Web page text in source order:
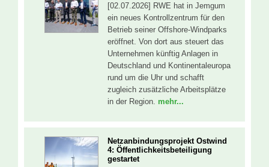
[02.07.2026] RWE hat in Jemgum
ein neues Kontrollzentrum für den
Betrieb seiner Offshore-Windparks
eröffnet. Von dort aus steuert das
Unternehmen künftig Anlagen in
Deutschland und Kontinentaleuropa
rund um die Uhr und schafft
zugleich zusätzliche Arbeitsplätze
in der Region. mehr...
Netzanbindungsprojekt Ostwind
4: Öffentlichkeitsbeteiligung
gestartet